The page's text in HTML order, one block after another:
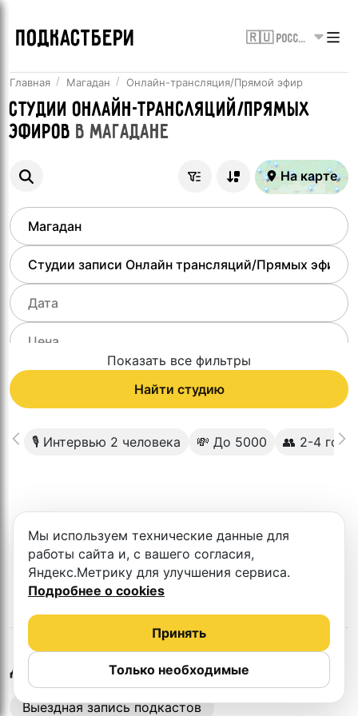
ПОДКАСТБЕРИ 🇷🇺 Россия
Главная Магадан Онлайн-трансляция/Прямой эфир
Студии онлайн-трансляций/Прямых
эфиров вМагадане
На карте
Показать все фильтры
Найти студию
🎙 Интервью 2 человека 💸 До 5000 👥 2-4
студии
Другие студии в Магадане
Выездная запись подкастов
Мы используем технические данные для
работы сайта и, с вашего согласия,
Яндекс.Метрику для улучшения сервиса.
Подробнее о cookies
Только необходимые
Принять